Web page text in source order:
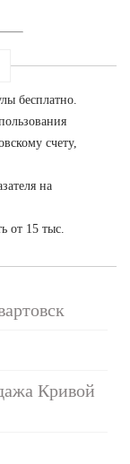
бесплатно.
счету,
на
от 15 тыс.
Кривой